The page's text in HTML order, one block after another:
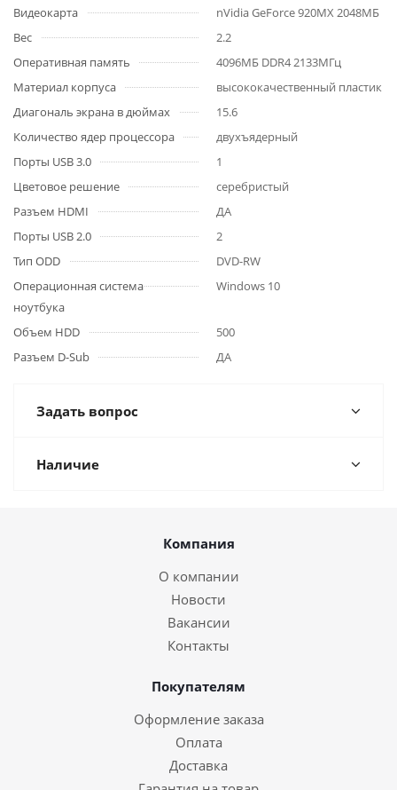
Видеокарта
nVidia GeForce 920MX 2048МБ
Вес
2.2
Оперативная память
4096МБ DDR4 2133МГц
Материал корпуса
высококачественный пластик
Диагональ экрана в дюймах
15.6
Количество ядер процессора
двухъядерный
Порты USB 3.0
1
Цветовое решение
серебристый
Разъем HDMI
ДА
Порты USB 2.0
2
Тип ODD
DVD-RW
Операционная система
ноутбука
Windows 10
Объем HDD
500
Разъем D-Sub
ДА
Задать вопрос
Наличие
Компания
О компании
Новости
Вакансии
Контакты
Покупателям
Оформление заказа
Оплата
Доставка